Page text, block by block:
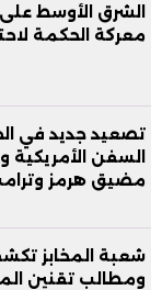
الشرق الأوسط
معركة الحكمة
تصعيد جديد في
السفن الأمريكية
مضيق هرمز
شعبة المخابز
ومطالب تقنين